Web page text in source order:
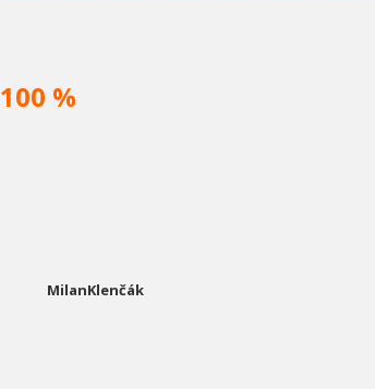
100 %
MilanKlenčák